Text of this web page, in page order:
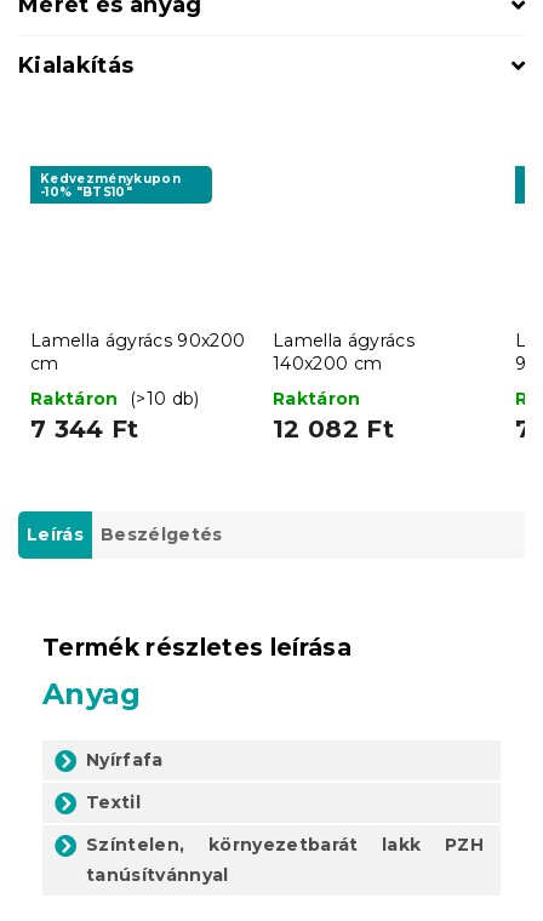
Kialakítás
Kedvezménykupon
-10% "BTS10"
Lamella ágyrács 90x200
cm
Raktáron
(>10 db)
7 344 Ft
Lamella ágyrács
140x200 cm
Raktáron
12 082 Ft 7
Leírás Beszélgetés
Termék részletes leírása
Anyag
Nyírfafa
Textil
Színtelen, környezetbarát lakk PZH
tanúsítvánnyal